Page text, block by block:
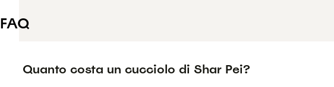
FAQ
Quanto costa un cucciolo di Shar Pei?